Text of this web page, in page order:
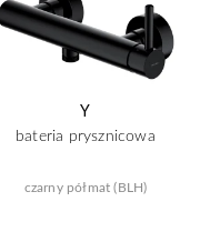
Y
bateria prysznicowa
czarny półmat (BLH)